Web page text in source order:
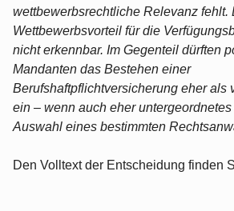
wettbewerbsrechtliche Relevanz fehlt.
Wettbewerbsvorteil für die
nicht erkennbar. Im Gegenteil dürften
Mandanten das Bestehen einer
Berufshaftpflichtversicherung eher als
ein – wenn auch eher
Auswahl eines bestimmten
Den Volltext der Entscheidung finden